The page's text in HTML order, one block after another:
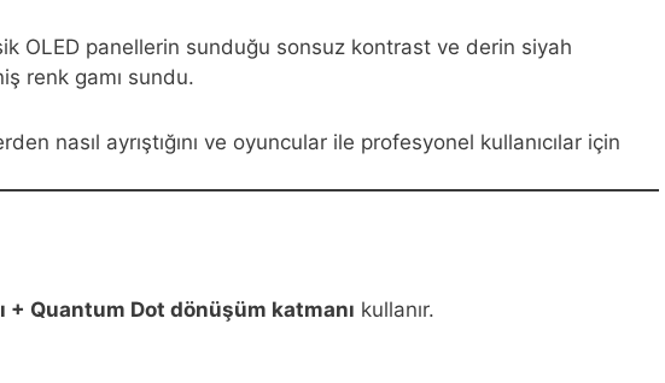
OLED panellerin sunduğu sonsuz kontrast ve derin siyah
renk gamı sundu.
nasıl ayrıştığını ve oyuncular ile profesyonel kullanıcılar için
+ Quantum Dot dönüşüm katmanı kullanır.